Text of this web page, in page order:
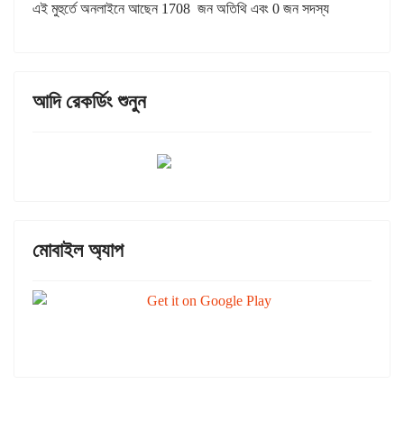
এই মুহুর্তে অনলাইনে আছেন 1708 জন অতিথি এবং 0 জন সদস্য
আদি রেকর্ডিং শুনুন
মোবাইল অ্যাপ